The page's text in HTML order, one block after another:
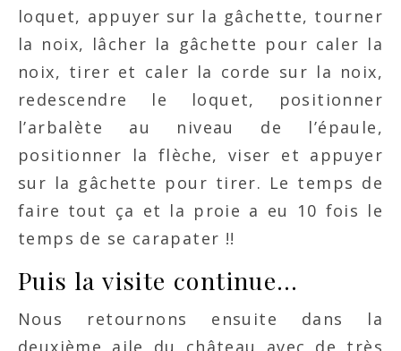
loquet, appuyer sur la gâchette, tourner
la noix, lâcher la gâchette pour caler la
noix, tirer et caler la corde sur la noix,
redescendre le loquet, positionner
l’arbalète au niveau de l’épaule,
positionner la flèche, viser et appuyer
sur la gâchette pour tirer. Le temps de
faire tout ça et la proie a eu 10 fois le
temps de se carapater !!
Puis la visite continue…
Nous retournons ensuite dans la
deuxième aile du château avec de très